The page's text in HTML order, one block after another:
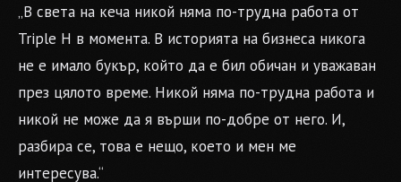
„В света на кеча никой няма по-трудна работа от
Triple H в момента. В историята на бизнеса никога
не е имало букър, който да е бил обичан и уважаван
през цялото време. Никой няма по-трудна работа и
никой не може да я върши по-добре от него. И,
разбира се, това е нещо, което и мен ме
интересува.“